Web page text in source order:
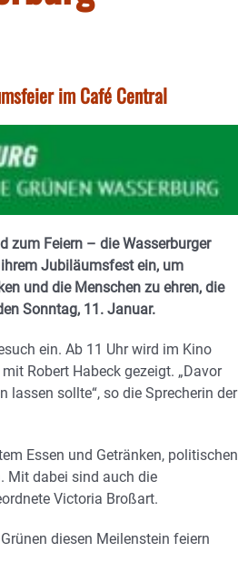
im Café Central
zum Feiern – die Wasserburger
Jubiläumsfest ein, um
und die Menschen zu ehren, die
Sonntag, 11. Januar.
ein. Ab 11 Uhr wird im Kino
Robert Habeck gezeigt. „Davor
lassen sollte“, so die Sprecherin der
Essen und Getränken, politischen
Mit dabei sind auch die
Victoria Broßart.
diesen Meilenstein feiern